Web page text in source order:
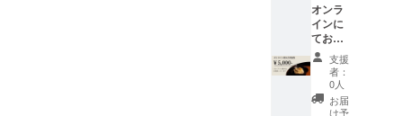
たら、
ご登録
のメー
ルアド
レスに
ご連絡
さしあ
載。 ・
掲載時
のデザ
インや
文字の
大き
さ、色
ラッ
カーや
野菜ス
ティッ
ク等に
つけて
お召し
上がり
オンラ
インに
てお酒
を交え
ながら
プロ
ジェク
トメン
支援
者：
0人
お届
け予